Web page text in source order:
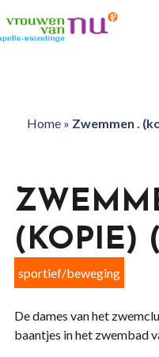
Home» Zwemmen .
(KOPIE)
sportief/beweging
De dames van het
baantjes in het zwembad